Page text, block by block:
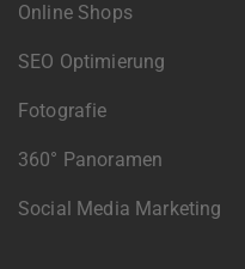
Online Shops
SEO Optimierung
Fotografie
360° Panoramen
Social Media Marketing